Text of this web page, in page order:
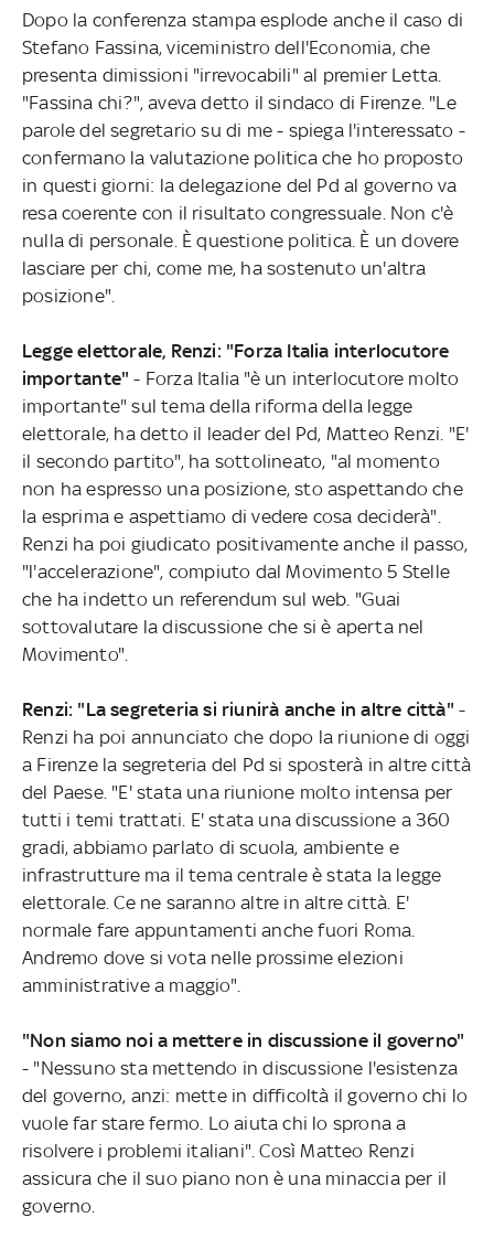
Dopo la conferenza stampa esplode anche il caso di
Stefano Fassina, viceministro dell'Economia, che
presenta dimissioni "irrevocabili" al premier Letta.
"Fassina chi?", aveva detto il sindaco di Firenze. "Le
parole del segretario su di me - spiega l'interessato -
confermano la valutazione politica che ho proposto
in questi giorni: la delegazione del Pd al governo va
resa coerente con il risultato congressuale. Non c'è
nulla di personale. È questione politica. È un dovere
lasciare per chi, come me, ha sostenuto un'altra
posizione".
Legge elettorale, Renzi: "Forza Italia interlocutore
importante"- Forza Italia "è un interlocutore molto
importante" sul tema della riforma della legge
elettorale, ha detto il leader del Pd, Matteo Renzi. "E'
il secondo partito", ha sottolineato, "al momento
non ha espresso una posizione, sto aspettando che
la esprima e aspettiamo di vedere cosa deciderà".
Renzi ha poi giudicato positivamente anche il passo,
"l'accelerazione", compiuto dal Movimento 5 Stelle
che ha indetto un referendum sul web. "Guai
sottovalutare la discussione che si è aperta nel
Movimento".
Renzi: "La segreteria si riunirà anche in altre città" -
Renzi ha poi annunciato che dopo la riunione di oggi
a Firenze la segreteria del Pd si sposterà in altre città
del Paese. "E' stata una riunione molto intensa per
tutti i temi trattati. E' stata una discussione a 360
gradi, abbiamo parlato di scuola, ambiente e
infrastrutture ma il tema centrale è stata la legge
elettorale. Ce ne saranno altre in altre città. E'
normale fare appuntamenti anche fuori Roma.
Andremo dove si vota nelle prossime elezioni
amministrative a maggio".
"Non siamo noi a mettere in discussione il governo"
- "Nessuno sta mettendo in discussione l'esistenza
del governo, anzi: mette in difficoltà il governo chi lo
vuole far stare fermo. Lo aiuta chi lo sprona a
risolvere i problemi italiani". Così Matteo Renzi
assicura che il suo piano non è una minaccia per il
governo.